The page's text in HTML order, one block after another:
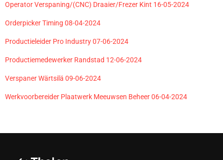
Operator Verspaning/(CNC) Draaier/Frezer Kint 16-05-2024
Orderpicker Timing 08-04-2024
Productieleider Pro Industry 07-06-2024
Productiemedewerker Randstad 12-06-2024
Verspaner Wärtsilä 09-06-2024
Werkvoorbereider Plaatwerk Meeuwsen Beheer 06-04-2024